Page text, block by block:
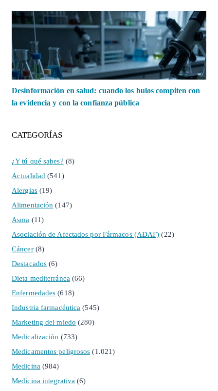
Desinformación en salud: cuando los bulos compiten con
la evidencia y con la confianza pública
CATEGORÍAS
¿Y tú qué sabes? (8)
Actualidad (541)
Alergias(19)
Alimentación (147)
Asma (11)
Asociación de Afectados por Fármacos (ADAF) (22)
Cáncer(8)
Destacados (6)
Dieta mediterránea (66)
Enfermedades (618)
Industria farmacéutica (545)
Marketing del miedo (280)
Medicalización (733)
Medicamentos peligrosos (1.021)
Medicina (984)
Medicina integrativa (6)